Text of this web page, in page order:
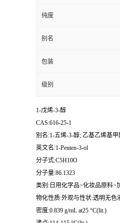
纯度
别名
包装
级别
1-戊烯-3-醇
CAS:616-25-1
别名:1-五烯-3-醇; 乙基乙烯基甲
英文名:1-Penten-3-ol
分子式:C5H10O
分子量:86.1323
类别:日用化学品>化妆品原料>
物化性质:外观与性状:透明无色
密度:0.839 g/mL at25 °C(lit.)